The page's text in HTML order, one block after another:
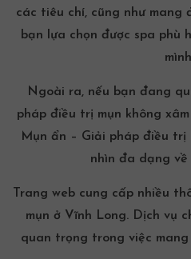
các tiêu chí, cũng như mang
bạn lựa chọn được spa phù
Ngoài ra, nếu bạn đang
pháp điều trị mụn không
Mụn ẩn – Giải pháp điều trị
nhìn đa dạng về
Trang web cung cấp nhiều
mụn ở Vĩnh Long. Dịch vụ
quan trọng trong việc